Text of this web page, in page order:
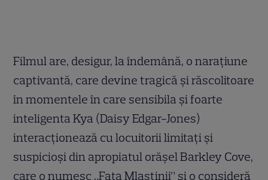
Filmul are, desigur, la îndemână, o narațiune
captivantă, care devine tragică și răscolitoare
în momentele în care sensibila și foarte
inteligenta Kya (Daisy Edgar-Jones)
interacționează cu locuitorii limitați și
suspicioși din apropiatul orășel Barkley Cove,
care o numesc „Fata Mlaștinii” și o consideră